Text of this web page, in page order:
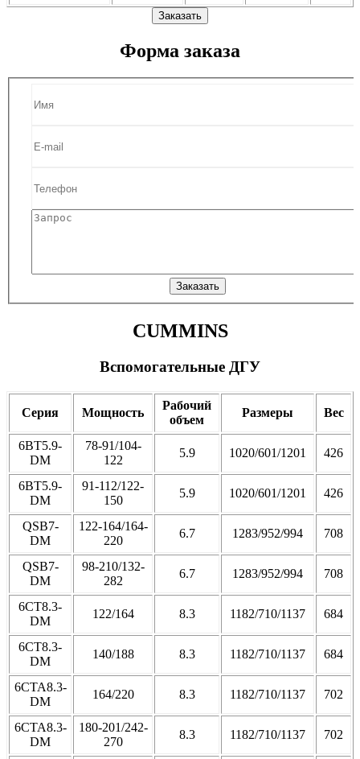
Заказать
Форма заказа
Заказать
CUMMINS
Вспомогательные ДГУ
Серия Мощность
Рабочий
объем
Размеры Вес
6BT5.9-
DM
78-91/104-
122
5.9 1020/601/1201 426
6BT5.9-
DM
91-112/122-
150
5.9 1020/601/1201 426
QSB7-
DM
122-164/164-
220
6.7 1283/952/994 708
QSB7-
DM
98-210/132-
282
6.7 1283/952/994 708
6CT8.3-
DM
122/164 8.3 1182/710/1137 684
6CT8.3-
DM
140/188 8.3 1182/710/1137 684
6CTA8.3-
DM
164/220 8.3 1182/710/1137 702
6CTA8.3-
DM
180-201/242-
270
8.3 1182/710/1137 702